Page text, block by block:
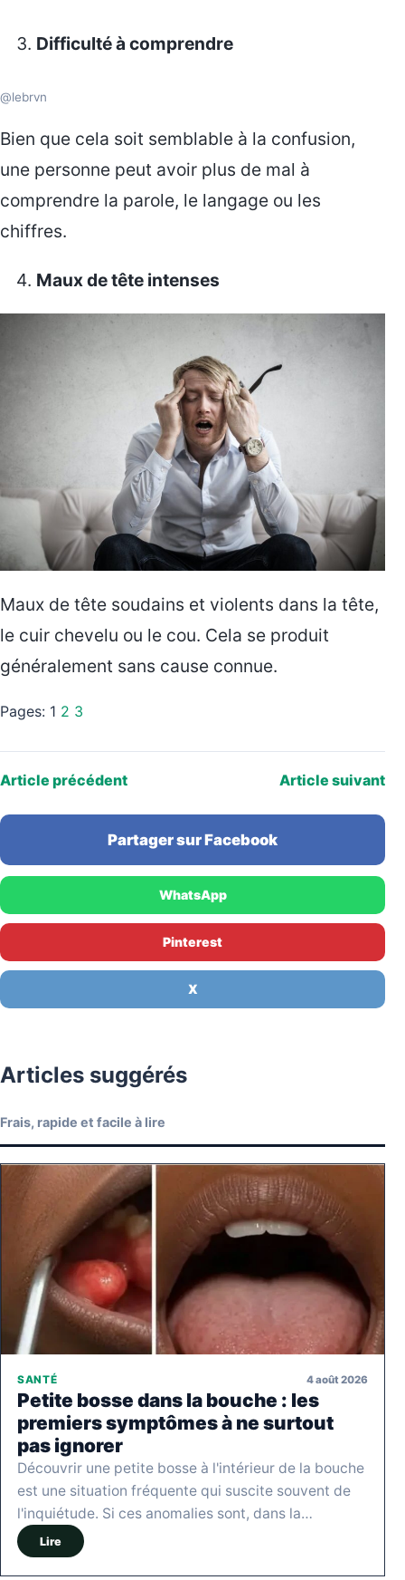
Difficulté à comprendre
@lebrvn
Bien que cela soit semblable à la confusion,
une personne peut avoir plus de mal à
comprendre la parole, le langage ou les
chiffres.
Maux de tête intenses
Maux de tête soudains et violents dans la tête,
le cuir chevelu ou le cou. Cela se produit
généralement sans cause connue.
Pages: 1 2 3
Article précédent Article suivant
Partager sur Facebook
WhatsApp
Pinterest
X
Articles suggérés
Frais, rapide et facile à lire
SANTÉ 4 août 2026
Petite bosse dans la bouche : les
premiers symptômes à ne surtout
pas ignorer
Découvrir une petite bosse à l'intérieur de la bouche
est une situation fréquente qui suscite souvent de
l'inquiétude. Si ces anomalies sont, dans la…
Lire